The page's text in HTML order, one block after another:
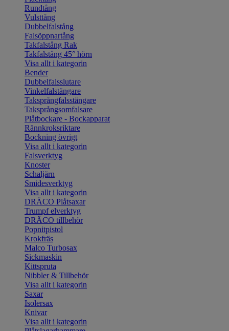
Rundtång
Vulsttång
Dubbelfalstång
Falsöppnartång
Takfalstång Rak
Takfalstång 45° hörn
Visa allt i kategorin
Bender
Dubbelfalsslutare
Vinkelfalstängare
Taksprångfalsstängare
Taksprångsomfalsare
Plåtbockare - Bockapparat
Rännkroksriktare
Bockning övrigt
Visa allt i kategorin
Falsverktyg
Knoster
Schaljärn
Smidesverktyg
Visa allt i kategorin
DRÄCO Plåtsaxar
Trumpf elverktyg
DRÄCO tillbehör
Popnitpistol
Krokfräs
Malco Turbosax
Sickmaskin
Kittspruta
Nibbler & Tillbehör
Visa allt i kategorin
Saxar
Isolersax
Knivar
Visa allt i kategorin